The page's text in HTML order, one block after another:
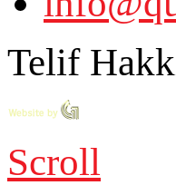
Telif
Scroll